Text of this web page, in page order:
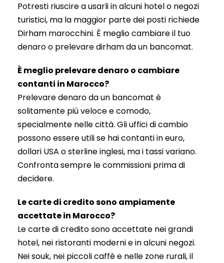
Potresti riuscire a usarli in alcuni hotel o negozi
turistici, ma la maggior parte dei posti richiede
Dirham marocchini. È meglio cambiare il tuo
denaro o prelevare dirham da un bancomat.
È meglio prelevare denaro o cambiare
contanti in Marocco?
Prelevare denaro da un bancomat è
solitamente più veloce e comodo,
specialmente nelle città. Gli uffici di cambio
possono essere utili se hai contanti in euro,
dollari USA o sterline inglesi, ma i tassi variano.
Confronta sempre le commissioni prima di
decidere.
Le carte di credito sono ampiamente
accettate in Marocco?
Le carte di credito sono accettate nei grandi
hotel, nei ristoranti moderni e in alcuni negozi.
Nei souk, nei piccoli caffè e nelle zone rurali, il